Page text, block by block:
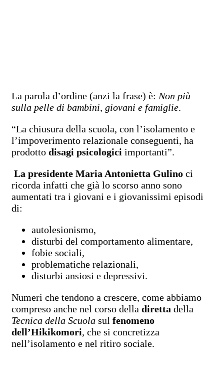
La parola d’ordine (anzi la frase) è: Non più
sulla pelle di bambini, giovani e famiglie.
“La chiusura della scuola, con l’isolamento e
l’impoverimento relazionale conseguenti, ha
prodotto disagi psicologici importanti”.
La presidente Maria Antonietta Gulino ci
ricorda infatti che già lo scorso anno sono
aumentati tra i giovani e i giovanissimi episodi
di:
autolesionismo,
disturbi del comportamento alimentare,
fobie sociali,
problematiche relazionali,
disturbi ansiosi e depressivi.
Numeri che tendono a crescere, come abbiamo
compreso anche nel corso della diretta della
Tecnica della Scuola sul fenomeno
dell’Hikikomori, che si concretizza
nell’isolamento e nel ritiro sociale.